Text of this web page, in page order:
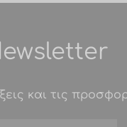
και τις